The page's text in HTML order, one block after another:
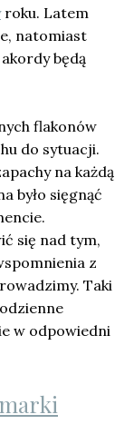
roku. Latem
natomiast
będą
flakonów
do sytuacji.
na każdą
było sięgnąć
się nad tym,
z
Taki
w odpowiedni
marki